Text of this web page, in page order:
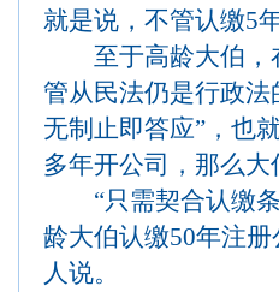
就是说，不管认缴5
至于高龄大伯，
管从民法仍是行政
无制止即答应”，也
多年开公司，那么大
“只需契合认缴条
龄大伯认缴50年注
人说。